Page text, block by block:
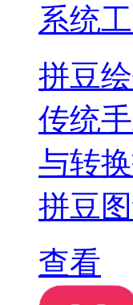
系统
拼豆
传统
与转
拼豆
查看